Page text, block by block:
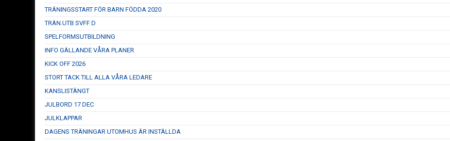
TRÄNINGSSTART FÖR BARN FÖDDA 2020
TRÄN.UTB SVFF D
SPELFORMSUTBILDNING
INFO GÄLLANDE VÅRA PLANER
KICK OFF 2026
STORT TACK TILL ALLA VÅRA LEDARE
KANSLISTÄNGT
JULBORD 17 DEC
JULKLAPPAR
DAGENS TRÄNINGAR UTOMHUS ÄR INSTÄLLDA